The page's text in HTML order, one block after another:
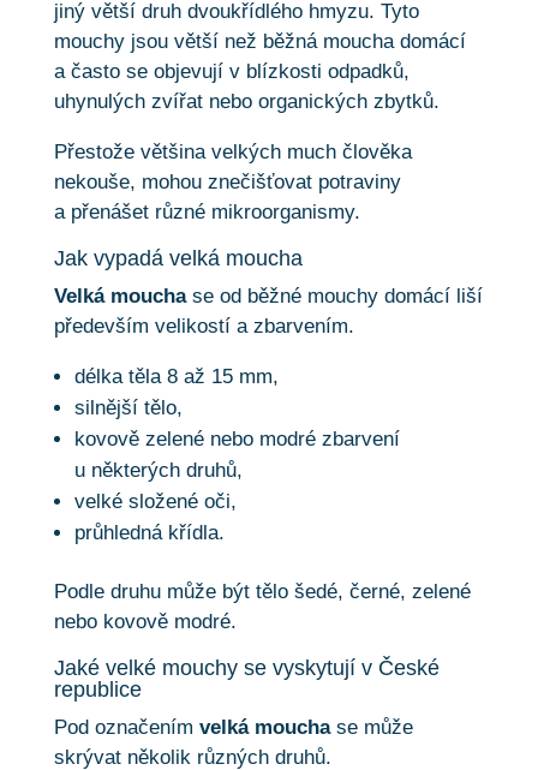
jiný větší druh dvoukřídlého hmyzu. Tyto
mouchy jsou větší než běžná moucha domácí
a často se objevují v blízkosti odpadků,
uhynulých zvířat nebo organických zbytků.
Přestože většina velkých much člověka
nekouše, mohou znečišťovat potraviny
a přenášet různé mikroorganismy.
Jak vypadá velká moucha
Velká mouchase od běžné mouchy domácí liší
především velikostí a zbarvením.
délka těla 8 až 15 mm,
silnější tělo,
kovově zelené nebo modré zbarvení
u některých druhů,
velké složené oči,
průhledná křídla.
Podle druhu může být tělo šedé, černé, zelené
nebo kovově modré.
Jaké velké mouchy se vyskytují v České
republice
Pod označením velká mouchase může
skrývat několik různých druhů.